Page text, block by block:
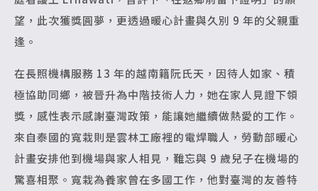
望，此次獲獎圓夢，更透過暖心計畫與久別 9 年的父親重
逢。
在長照機構服務 13 年的越南籍阮氏天，因待人如家、積
極協助同鄉，被晉升為中階技術人力，她在家人見證下領
獎，感性表示感謝臺灣政策，能讓她繼續做熱愛的工作。
來自泰國的寬栽則是雲林工廠裡的電焊職人，勞動部暖心
計畫安排他到機場與家人相見，難忘與 9 歲兒子在機場的
驚喜相聚。寬栽為養家曾在多國工作，他對臺灣的友善特